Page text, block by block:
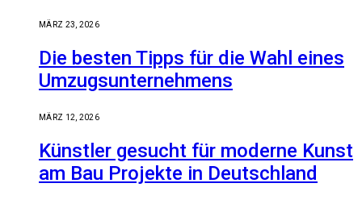
MÄRZ 23, 2026
Die besten Tipps für die Wahl eines
Umzugsunternehmens
MÄRZ 12, 2026
Künstler gesucht für moderne Kunst
am Bau Projekte in Deutschland